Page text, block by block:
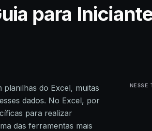
para
do Excel, muitas
dados. No Excel, por
para realizar
das ferramentas mais
NESSE